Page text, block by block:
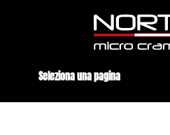
Seleziona una pagina